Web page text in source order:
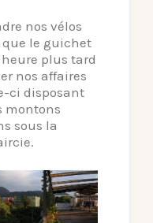
nos vélos
le guichet
plus tard
nos affaires
ci disposant
montons
sous la